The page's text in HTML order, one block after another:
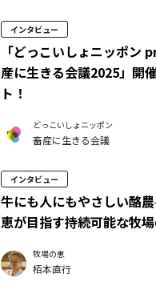
インタビュー
「どっこいしょニッポン
産に生きる会議2025」開
ト！
どっこいしょニッポン
畜産に生きる会議
インタビュー
牛にも人にもやさしい酪
恵が目指す持続可能な牧
牧場の恵
栢本直行